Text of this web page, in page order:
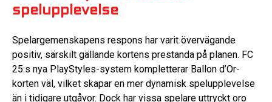
spelupplevelse
Spelargemenskapens respons har varit övervägande
positiv, särskilt gällande kortens prestanda på planen. FC
25:s nya PlayStyles-system kompletterar Ballon d’Or-
korten väl, vilket skapar en mer dynamisk spelupplevelse
än i tidigare utgåvor. Dock har vissa spelare uttryckt oro